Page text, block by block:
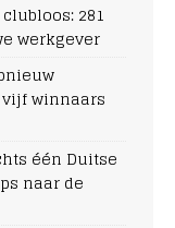
281
werkgever
winnaars
één Duitse
naar de